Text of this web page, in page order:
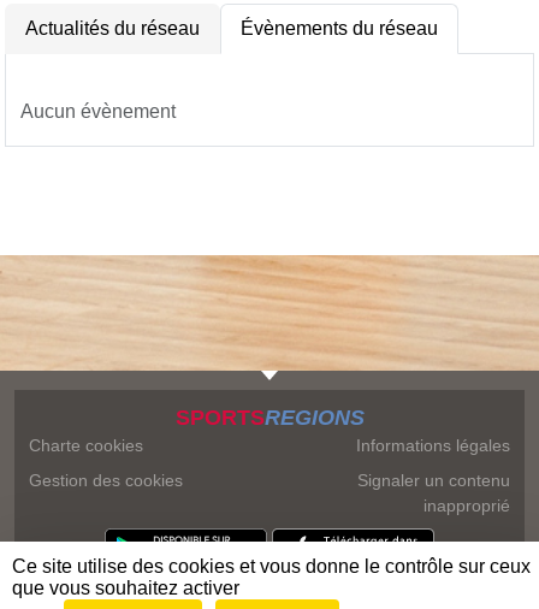
Actualités du réseau Évènements du réseau
Aucun évènement
SPORTSREGIONS
Charte cookies
Gestion des cookies
Informations légales
Signaler un contenu
inapproprié
Ce site utilise des cookies et vous donne le contrôle sur ceux
que vous souhaitez activer